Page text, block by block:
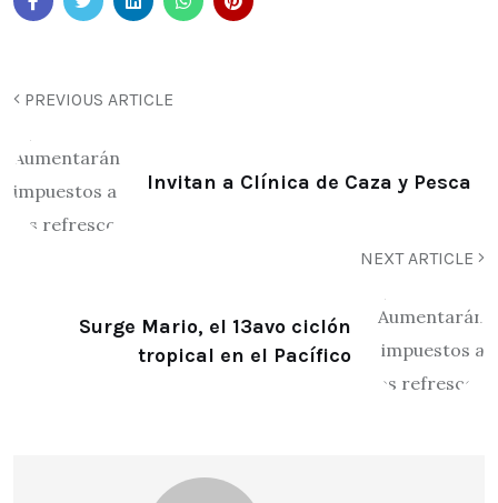
PREVIOUS ARTICLE
Invitan a Clínica de Caza y Pesca
NEXT ARTICLE
Surge Mario, el 13avo ciclón
tropical en el Pacífico